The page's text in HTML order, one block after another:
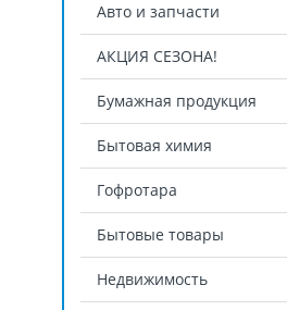
Авто и запчасти
АКЦИЯ СЕЗОНА!
Бумажная продукция
Бытовая химия
Гофротара
Бытовые товары
Недвижимость